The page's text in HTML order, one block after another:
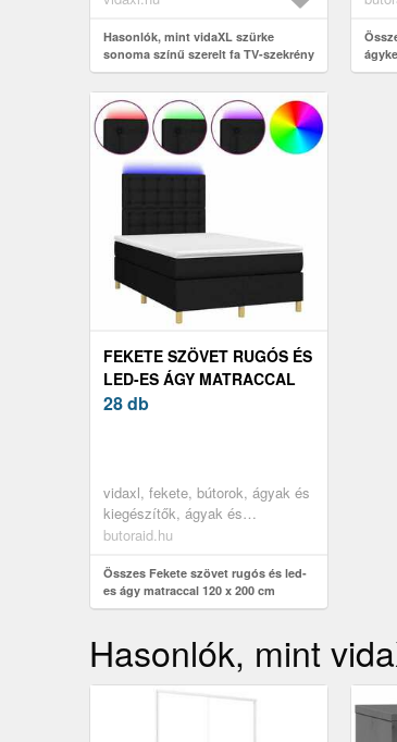
Hasonlók, mint vidaXL szürke
sonoma színű szerelt fa TV-szekrény
150x36x50 cm
FEKETE SZÖVET RUGÓS ÉS
LED-ES ÁGY MATRACCAL
120 X 200 CM
28 db
vidaxl, fekete, bútorok, ágyak és
kiegészítők, ágyak és
ágykeretek
butoraid.hu
Összes Fekete szövet rugós és led-
es ágy matraccal 120 x 200 cm
Hasonlók, mint